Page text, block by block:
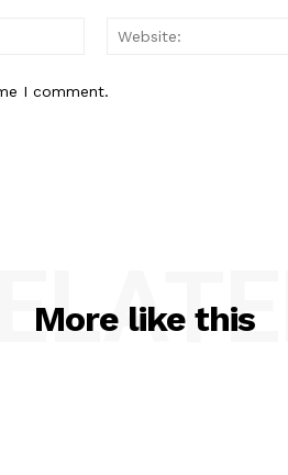
Email:*
I comment.
More like this